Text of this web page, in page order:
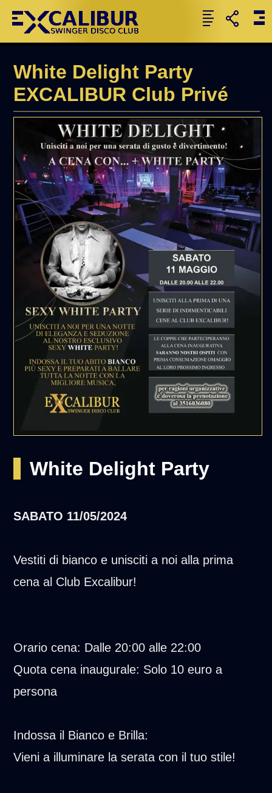
White Delight Party
EXCALIBUR Club Privé
White Delight Party
SABATO 11/05/2024
Vestiti di bianco e unisciti a noi alla prima
cena al Club Excalibur!
Orario cena: Dalle 20:00 alle 22:00
Quota cena inaugurale: Solo 10 euro a
persona
Indossa il Bianco e Brilla:
Vieni a illuminare la serata con il tuo stile!